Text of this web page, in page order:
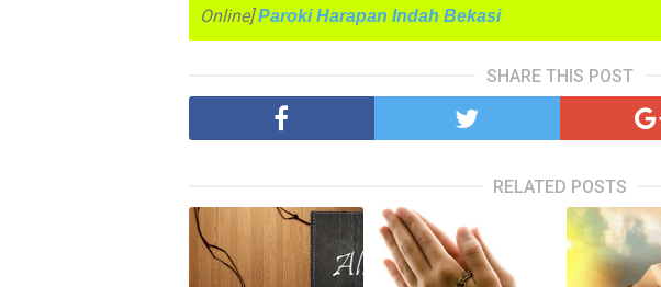
Online]Paroki Harapan Indah Bekasi
SHARE THIS POST
RELATED POSTS